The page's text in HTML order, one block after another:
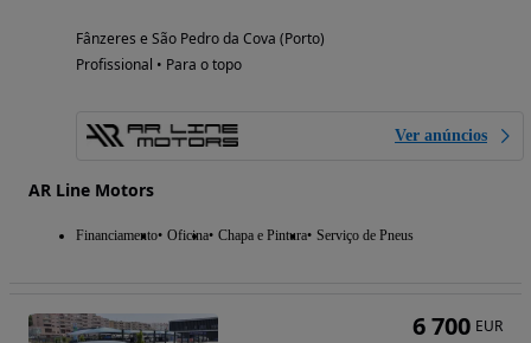
Fânzeres e São Pedro da Cova (Porto)
Profissional • Para o topo
Ver anúncios
AR Line Motors
Financiamento Oficina Chapa e Pintura Serviço de Pneus
6 700 EUR